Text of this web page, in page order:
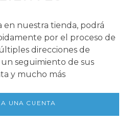
nuestra tienda, podrá
por el proceso de
direcciones de
seguimiento de sus
y mucho más
UNA CUENTA